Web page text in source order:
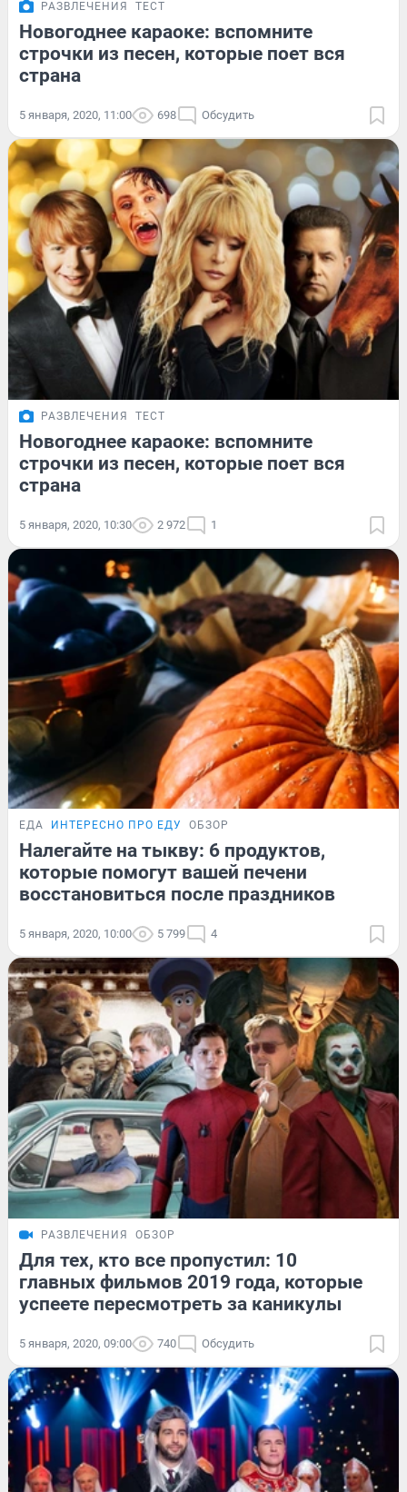
РАЗВЛЕЧЕНИЯ ТЕСТ
Новогоднее караоке: вспомните
строчки из песен, которые поет вся
страна
5 января, 2020, 11:00 698 Обсудить
РАЗВЛЕЧЕНИЯ ТЕСТ
Новогоднее караоке: вспомните
строчки из песен, которые поет вся
страна
5 января, 2020, 10:30 2 972 1
ЕДА ИНТЕРЕСНО ПРО ЕДУ ОБЗОР
Налегайте на тыкву: 6 продуктов,
которые помогут вашей печени
восстановиться после праздников
5 января, 2020, 10:00 5 799 4
РАЗВЛЕЧЕНИЯ ОБЗОР
Для тех, кто все пропустил: 10
главных фильмов 2019 года, которые
успеете пересмотреть за каникулы
5 января, 2020, 09:00 740 Обсудить